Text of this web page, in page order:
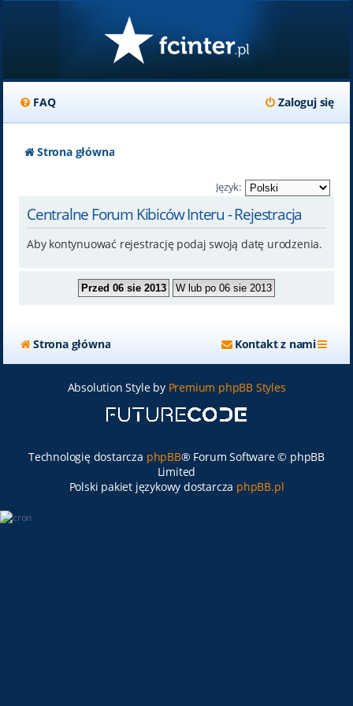
FAQ Zaloguj się
Strona główna
Język:
Centralne Forum Kibiców Interu - Rejestracja
Aby kontynuować rejestrację podaj swoją datę urodzenia.
Strona główna Kontakt z nami
Absolution Style by Premium phpBB Styles
Technologię dostarcza phpBB® Forum Software © phpBB
Limited
Polski pakiet językowy dostarcza phpBB.pl